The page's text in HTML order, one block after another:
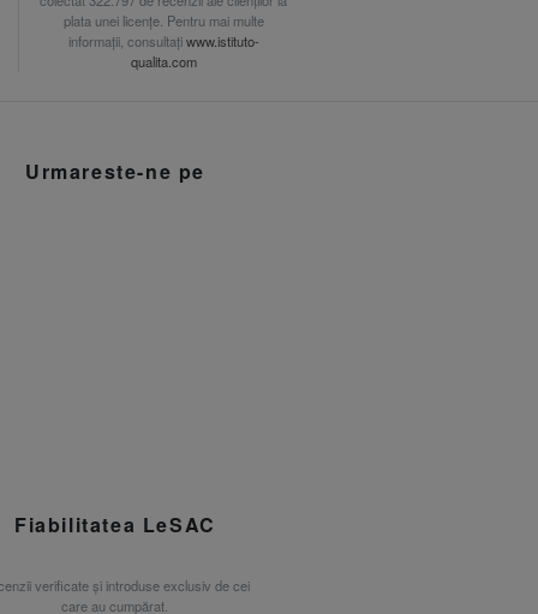
plata unei licențe. Pentru mai multe
informații, consultațiwww.istituto-
qualita.com
Urmareste-ne pe
Fiabilitatea LeSAC
verificate și introduse exclusiv de cei
care au cumpărat.